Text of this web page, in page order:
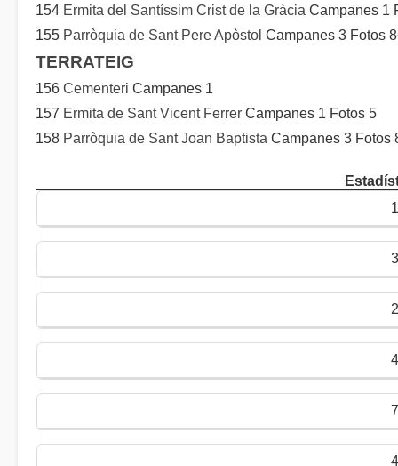
154 Ermita del Santíssim Crist de la Gràcia Campanes 1
155 Parròquia de Sant Pere Apòstol Campanes 3 Fotos
TERRATEIG
156 Cementeri Campanes 1
157 Ermita de Sant Vicent Ferrer Campanes 1 Fotos 5
158 Parròquia de Sant Joan Baptista Campanes 3 Fotos